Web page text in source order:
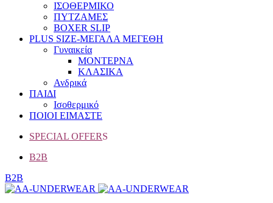
ΙΣΟΘΕΡΜΙΚΟ
ΠΥΤΖΑΜΕΣ
BOXER SLIP
PLUS SIZE-ΜΕΓΑΛΑ ΜΕΓΕΘΗ
Γυναικεία
ΜΟΝΤΕΡΝΑ
ΚΛΑΣΙΚΑ
Ανδρικά
ΠΑΙΔΙ
Ισοθερμικό
ΠΟΙΟΙ ΕΙΜΑΣΤΕ
SPECIAL OFFERS
B2B
B2B